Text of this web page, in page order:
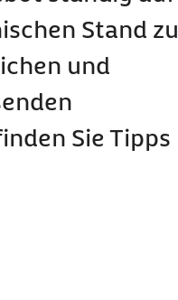
Stand zu
und
Sie Tipps